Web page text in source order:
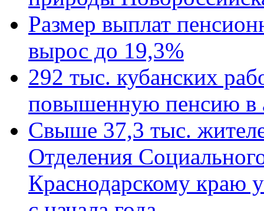
Размер выплат
вырос до 19,3%
292 тыс. кубанских
повышенную пенсию в
Свыше 37,3 тыс.
Отделения
Краснодарскому краю